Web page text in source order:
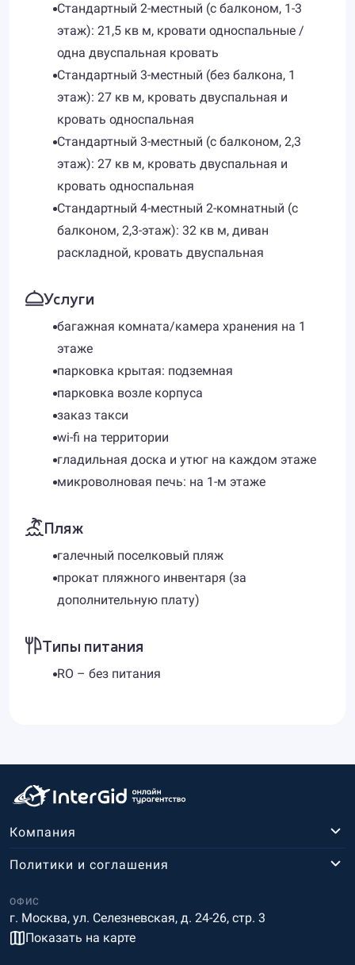
Стандартный 2-местный (с балконом, 1-3
этаж): 21,5 кв м, кровати односпальные /
одна двуспальная кровать
Стандартный 3-местный (без балкона, 1
этаж): 27 кв м, кровать двуспальная и
кровать односпальная
Стандартный 3-местный (с балконом, 2,3
этаж): 27 кв м, кровать двуспальная и
кровать односпальная
Стандартный 4-местный 2-комнатный (с
балконом, 2,3-этаж): 32 кв м, диван
раскладной, кровать двуспальная
Услуги
багажная комната/камера хранения на 1
этаже
парковка крытая: подземная
парковка возле корпуса
заказ такси
wi-fi на территории
гладильная доска и утюг на каждом этаже
микроволновая печь: на 1-м этаже
Пляж
галечный поселковый пляж
прокат пляжного инвентаря (за
дополнительную плату)
Типы питания
RO – без питания
Компания
ОФИС
г. Москва, ул. Селезневская, д. 24-26, стр. 3
Показать на карте
Политики и соглашения